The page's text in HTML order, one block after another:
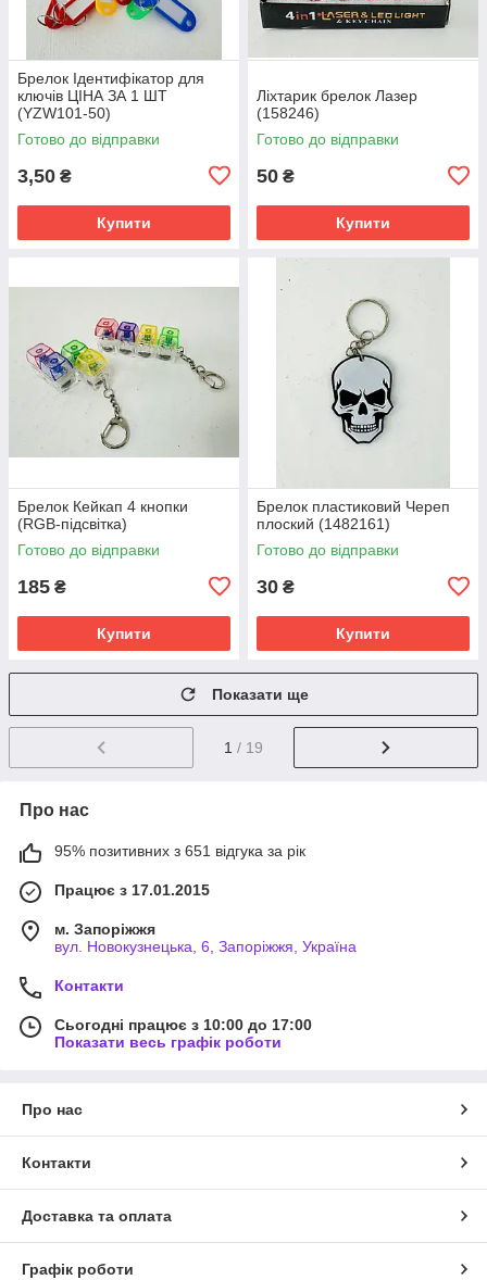
Брелок Ідентифікатор для
ключів ЦІНА ЗА 1 ШТ
(YZW101-50)
Готово до відправки
3,50 ₴
Купити
Ліхтарик брелок Лазер
(158246)
Готово до відправки
50 ₴
Купити
Брелок Кейкап 4 кнопки
(RGB-підсвітка)
Готово до відправки
185 ₴
Купити
Брелок пластиковий Череп
плоский (1482161)
Готово до відправки
30 ₴
Купити
Показати ще
1 / 19
Про нас
95% позитивних з 651 відгука за рік
Працює з 17.01.2015
м. Запоріжжя
вул. Новокузнецька, 6, Запоріжжя, Україна
Контакти
Сьогодні працює з 10:00 до 17:00
Показати весь графік роботи
Про нас
Контакти
Доставка та оплата
Графік роботи